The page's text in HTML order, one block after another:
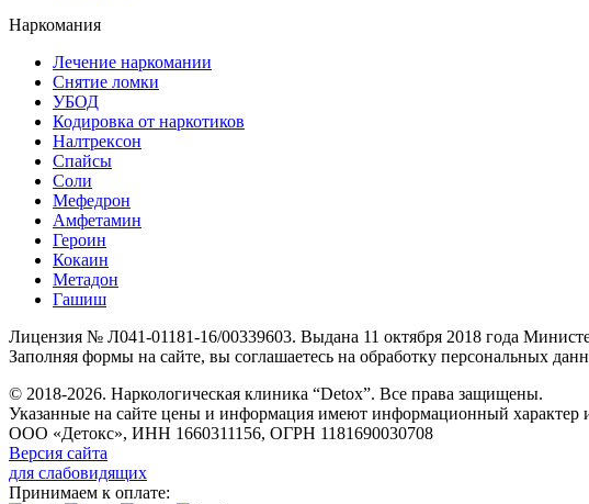
Наркомания
Лечение наркомании
Снятие ломки
УБОД
Кодировка от наркотиков
Налтрексон
Спайсы
Соли
Мефедрон
Амфетамин
Героин
Кокаин
Метадон
Гашиш
Лицензия № Л041-01181-16/00339603. Выдана 11 октября 2018 года
Заполняя формы на сайте, вы соглашаетесь на обработку персональных
© 2018-2026. Наркологическая клиника “Detox”. Все права защищены.
Указанные на сайте цены и информация имеют информационный характер
ООО «Детокс», ИНН 1660311156, ОГРН 1181690030708
Версия сайта
для слабовидящих
Принимаем к оплате: